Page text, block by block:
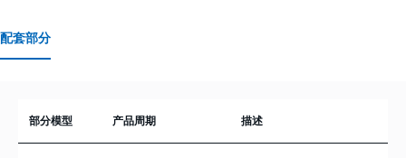
配套部分
部分模型 产品周期 描述